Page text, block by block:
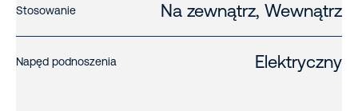
Stosowanie Na zewnątrz, Wewnątrz
Napęd podnoszenia Elektryczny